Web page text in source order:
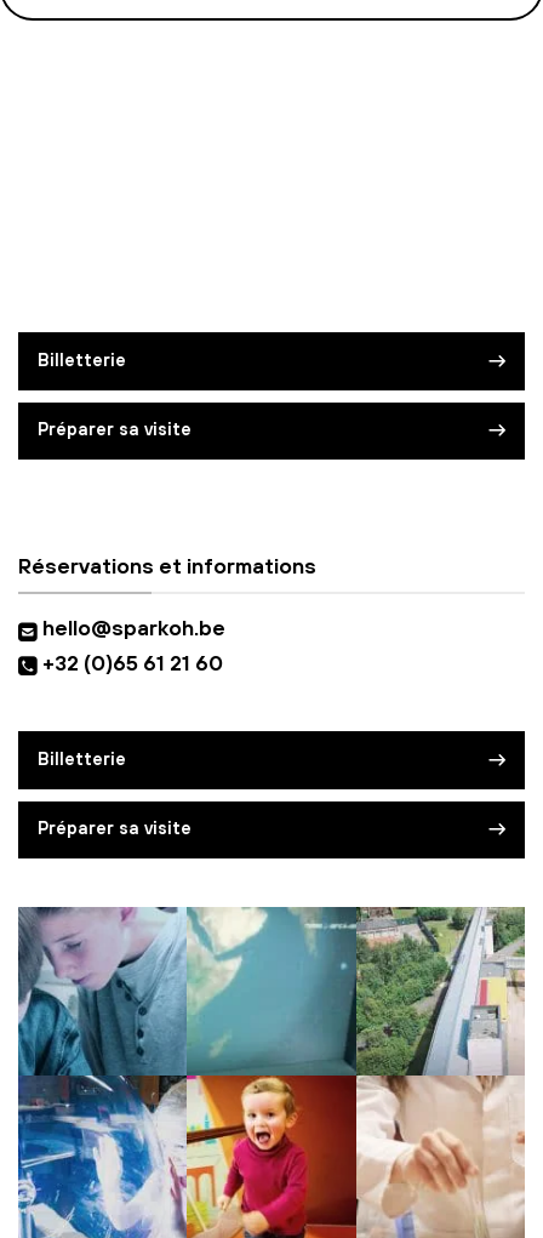
Billetterie
Préparer sa visite
Réservations et informations
hello@sparkoh.be
+32 (0)65 61 21 60
Billetterie
Préparer sa visite